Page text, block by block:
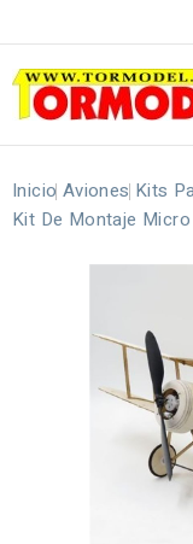
Inicio Aviones Kits
Kit De Montaje